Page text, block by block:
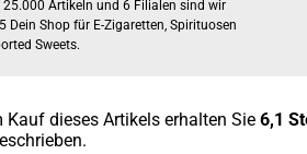
25.000 Artikeln und 6 Filialen sind wir
Dein Shop für E-Zigaretten, Spirituosen
Sweets.
Kauf dieses Artikels erhalten Sie 6,1